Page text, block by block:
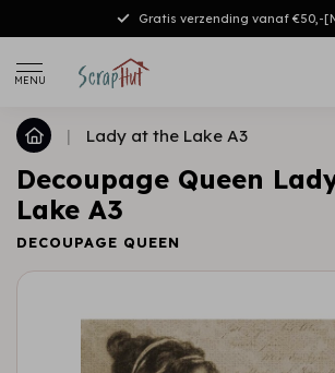
Gratis verzending vanaf €50,-
MENU
| Lady at the Lake A3
Decoupage Queen
Lake A3
DECOUPAGE QUEEN